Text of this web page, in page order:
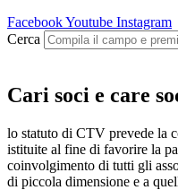
FacebookYoutube Instagram
Cerca
Cari soci e care
lo statuto di CTV prevede la
istituite al fine di favorire la
coinvolgimento di tutti gli
di piccola dimensione e a